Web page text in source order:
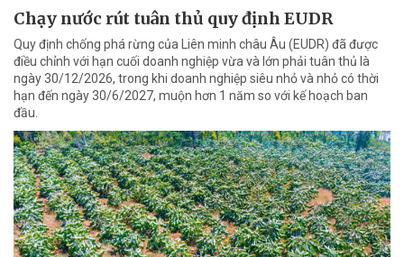
Chạy nước rút tuân thủ quy định EUDR
Quy định chống phá rừng của Liên minh châu Âu (EUDR) đã được
điều chỉnh với hạn cuối doanh nghiệp vừa và lớn phải tuân thủ là
ngày 30/12/2026, trong khi doanh nghiệp siêu nhỏ và nhỏ có thời
hạn đến ngày 30/6/2027, muộn hơn 1 năm so với kế hoạch ban
đầu.